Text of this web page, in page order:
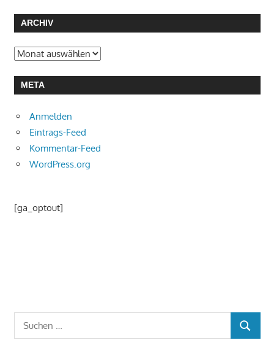
ARCHIV
Archiv
META
Anmelden
Eintrags-Feed
Kommentar-Feed
WordPress.org
[ga_optout]
Suchen
nach:
SUCHEN